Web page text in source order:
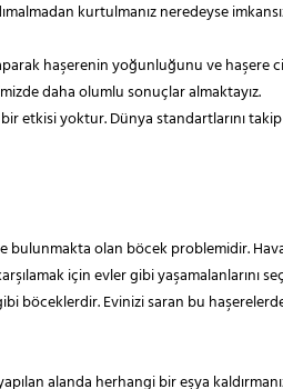
kurtulmanız neredeyse
haşerenin yoğunluğunu ve
daha olumlu sonuçlar almaktayız.
etkisi yoktur. Dünya standartlarını
bulunmakta olan böcek problemidir.
için evler gibi
böceklerdir. Evinizi saran bu
alanda herhangi bir eşya